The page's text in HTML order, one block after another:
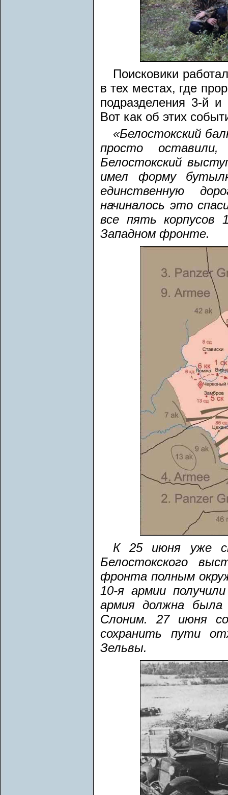
Поисковики
в тех местах, где
подразделения 3-й
Вот как об этих
«Белостокский
просто
Белостокский
имел форму
единственную
начиналось это
все пять корпусов
Западном фронте.
К 25 июня уже
Белостокского
фронта полным
10-я армии
армия должна
Слоним. 27 июня
сохранить пути
Зельвы.